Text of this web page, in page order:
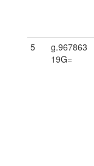
5
g.967863
19G=